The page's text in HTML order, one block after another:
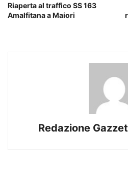
Riaperta al traffico SS 163
Amalfitana a Maiori
Redazione